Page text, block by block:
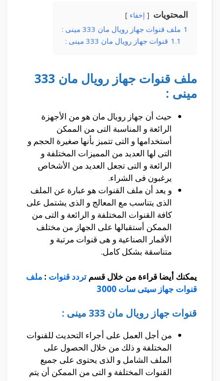
المحتويات إخفاء
1 ملف قنوات جهاز رويال مان 333 مينى :
1.1 قنوات جهاز رويال مان 333 مينى :
ملف قنوات جهاز رويال مان 333
مينى :
حيث أن جهاز رويال مان هو من الأجهزة
الرائعة و المناسبة التى من الممكن
أستخدامها و التى تتميز بأنها صغيرة الحجم و
التى لها العديد من المميزات المختلفة و
الرائعة و التى تجعل العديد من الأشخاص
يرغبون فى الشراء.
و يعد أن ملف القنوات هو عبارة عن الملف
الذى يتناسب مع المعالج و الذى يشتمل على
كافة القنوات المختلفة و الرائعة و التى من
الممكن أستقبالها على الجهاز من مختلف
الأقمار الصناعية و هى قنوات مرتبة و
متناسقة بشكل كامل.
يمكنك أيضا قراءة من خلال قسم تردد قنوات : ملف
قنوات جهاز سيتى سات 3000
قنوات جهاز رويال مان 333 مينى :
من أجل العمل على أجراء التحديث للقنوات
المختلفة و ذلك من خلال الحصول على
الملف الشامل و الذى يحتوى على جميع
القنوات المختلفة و التى من الممكن أن يتم